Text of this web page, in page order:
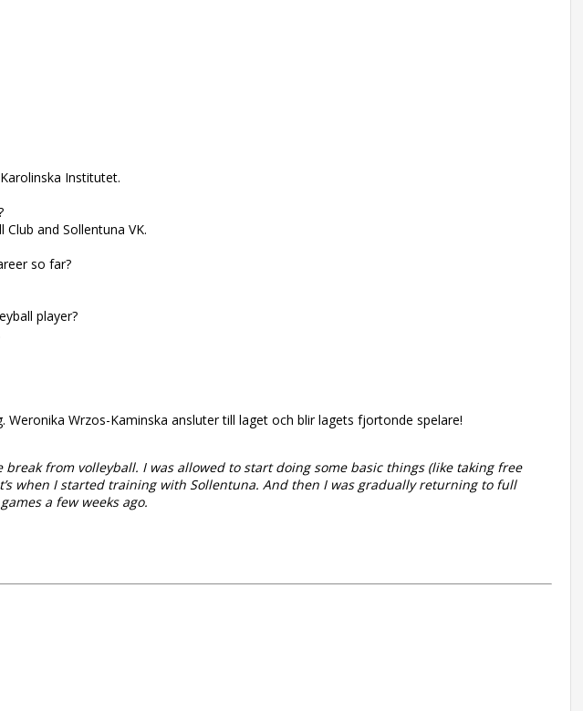
Institutet.
and Sollentuna VK.
so far?
player?
Wrzos-Kaminska ansluter till laget och blir lagets fjortonde spelare!
from volleyball. I was allowed to start doing some basic things (like taking free
when I started training with Sollentuna. And then I was gradually returning to full
a few weeks ago.